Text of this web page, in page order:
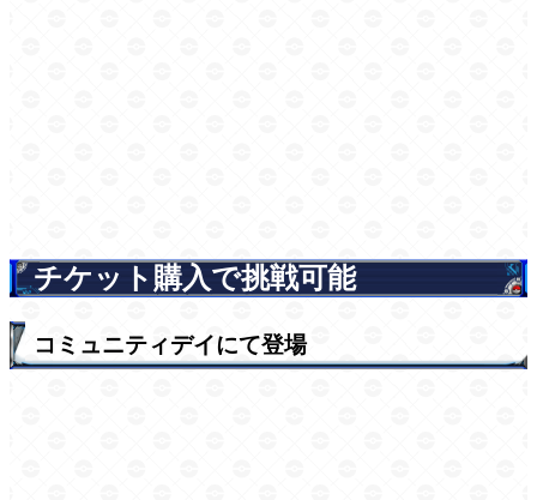
チケット購入で挑戦可能
コミュニティデイにて登場